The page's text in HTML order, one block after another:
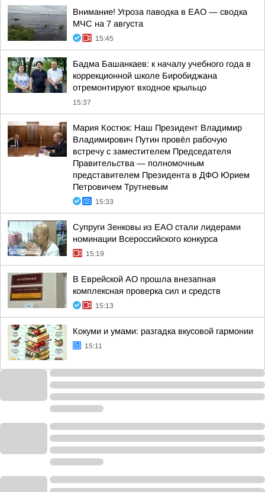
Внимание! Угроза паводка в ЕАО — сводка
МЧС на 7 августа
15:45
Бадма Башанкаев: к началу учебного года в
коррекционной школе Биробиджана
отремонтируют входное крыльцо
15:37
Мария Костюк: Наш Президент Владимир
Владимирович Путин провёл рабочую
встречу с заместителем Председателя
Правительства — полномочным
представителем Президента в ДФО Юрием
Петровичем Трутневым
15:33
Супруги Зенковы из ЕАО стали лидерами
номинации Всероссийского конкурса
15:19
В Еврейской АО прошла внезапная
комплексная проверка сил и средств
15:13
Кокуми и умами: разгадка вкусовой гармонии
15:11